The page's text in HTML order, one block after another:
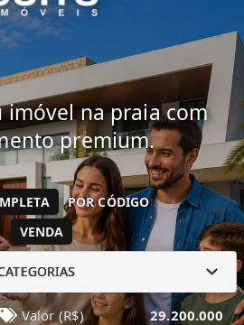
imóvel na praia com
premium.
VENDA
POR CÓDIGO
Valor (R$) 29.200.000